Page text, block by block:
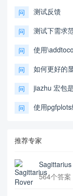
问 测试反馈
问 测试下需求
问 使用
问 如何更好的
问 jiazhu 宏包
问 使用
推荐专家
564个答